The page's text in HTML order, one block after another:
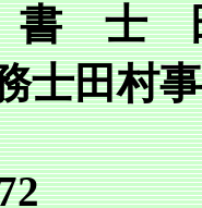
士 田
田村
大